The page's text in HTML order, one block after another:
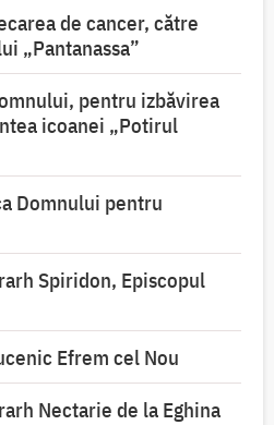
de cancer, către
„Pantanassa”
pentru izbăvirea
icoanei „Potirul
Domnului pentru
Spiridon, Episcopul
Efrem cel Nou
Nectarie de la Eghina